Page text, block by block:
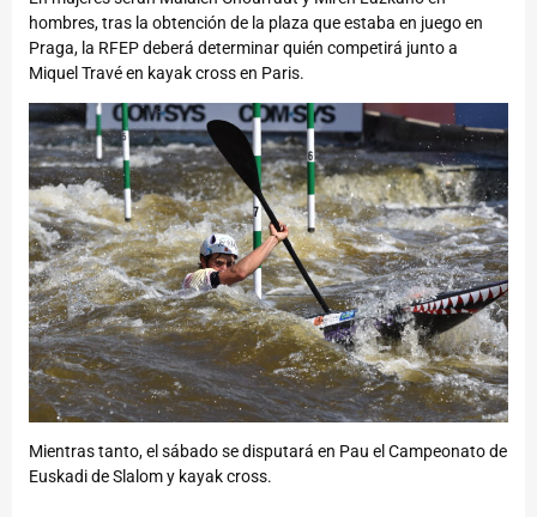
hombres, tras la obtención de la plaza que estaba en juego en
Praga, la RFEP deberá determinar quién competirá junto a
Miquel Travé en kayak cross en Paris.
Mientras tanto, el sábado se disputará en Pau el Campeonato de
Euskadi de Slalom y kayak cross.